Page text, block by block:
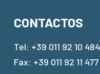
CONTACTOS
Tel: +39 011 92 10 484
Fax: +39 011 92 11 477